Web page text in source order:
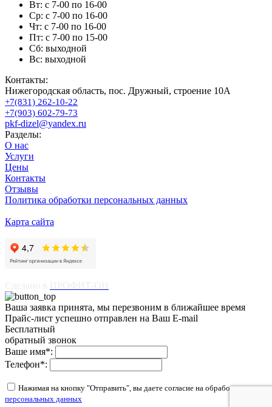
Вт: с 7-00 по 16-00
Ср: с 7-00 по 16-00
Чт: с 7-00 по 16-00
Пт: с 7-00 по 15-00
Сб: выходной
Вс: выходной
Контакты:
Нижегородская область, пос. Дружный, строение 10А
+7(831) 262-10-22
+7(903) 602-79-73
pkf-dizel@yandex.ru
Разделы:
О нас
Услуги
Цены
Контакты
Отзывы
Политика обработки персональных данных
Карта сайта
Ваша заявка принята, мы перезвоним в ближайшее время
Прайс-лист успешно отправлен на Ваш E-mail
Бесплатный
обратный звонок
Ваше имя*:
Телефон*:
Нажимая на кнопку "Отправить", вы даете согласие на обработку
персональных данных